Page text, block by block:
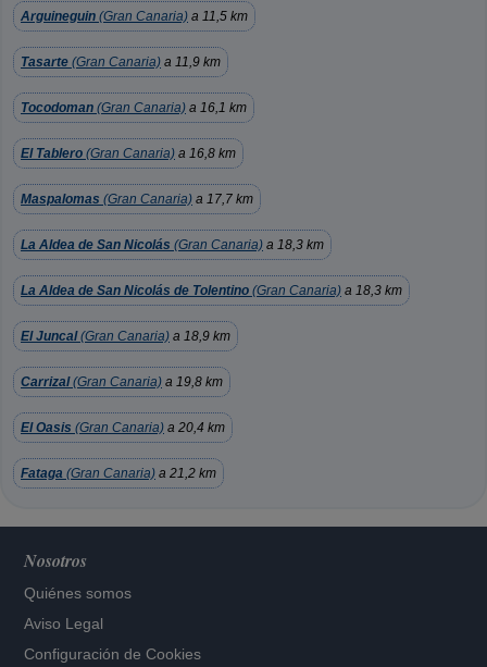
Arguineguin (Gran Canaria) a 11,5 km
Tasarte (Gran Canaria) a 11,9 km
Tocodoman (Gran Canaria) a 16,1 km
El Tablero (Gran Canaria) a 16,8 km
Maspalomas (Gran Canaria) a 17,7 km
La Aldea de San Nicolás (Gran Canaria) a 18,3 km
La Aldea de San Nicolás de Tolentino (Gran Canaria) a 18,3 km
El Juncal(Gran Canaria) a 18,9 km
Carrizal(Gran Canaria) a 19,8 km
El Oasis (Gran Canaria) a 20,4 km
Fataga (Gran Canaria) a 21,2 km
Nosotros
Quiénes somos
Aviso Legal
Configuración de Cookies